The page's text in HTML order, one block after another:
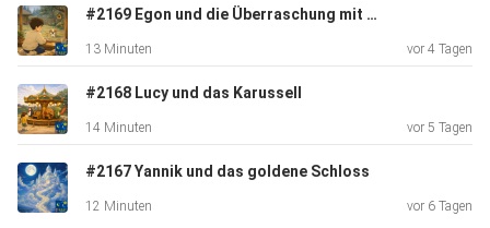
aus Ab ins
Bett mit Marco König.
#2169 Egon und die Überraschung mit der Stupsnase
13 Minuten vor 4 Tagen
#2168 Lucy und das Karussell
14 Minuten vor 5 Tagen
#2167 Yannik und das goldene Schloss
12 Minuten vor 6 Tagen